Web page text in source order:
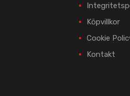
Köpvillkor
Cookie
Kontakt